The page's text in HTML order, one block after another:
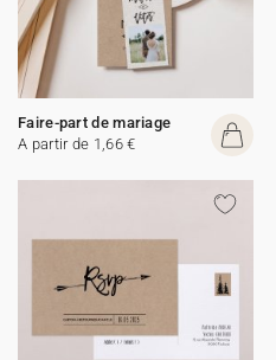
Faire-part de mariage
A partir de 1,66 €